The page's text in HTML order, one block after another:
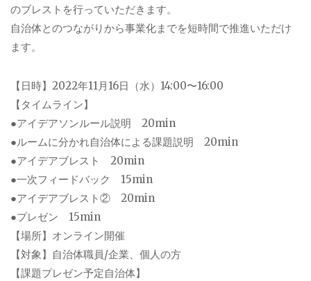
のブレストを行っていただきます。
自治体とのつながりから事業化までを短時間で推進いただけ
ます。
【日時】2022年11月16日（水）14:00〜16:00
【タイムライン】
●アイデアソンルール説明 20min
●ルームに分かれ自治体による課題説明 20min
●アイデアブレスト 20min
●一次フィードバック 15min
●アイデアブレスト② 20min
●プレゼン 15min
【場所】オンライン開催
【対象】自治体職員/企業、個人の方
【課題プレゼン予定自治体】